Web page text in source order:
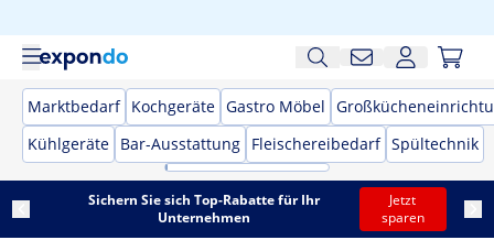
Marktbedarf Kochgeräte Gastro Möbel
Kühlgeräte Bar-Ausstattung Fleischereibedarf Spültechnik
Sichern Sie sich Top-Rabatte für Ihr
Unternehmen
Jetzt
sparen